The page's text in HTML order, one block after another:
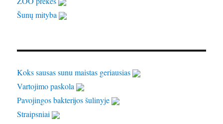
Šunų mityba
Koks sausas sunu maistas geriausias
Vartojimo paskola
Pavojingos bakterijos šulinyje
Straipsniai